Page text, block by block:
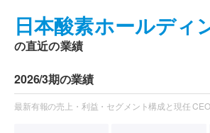
日本酸素ホールディ
の直近の業績
2026/3期の業績
最新有報の売上・利益・セグメント構成と現任 CEO